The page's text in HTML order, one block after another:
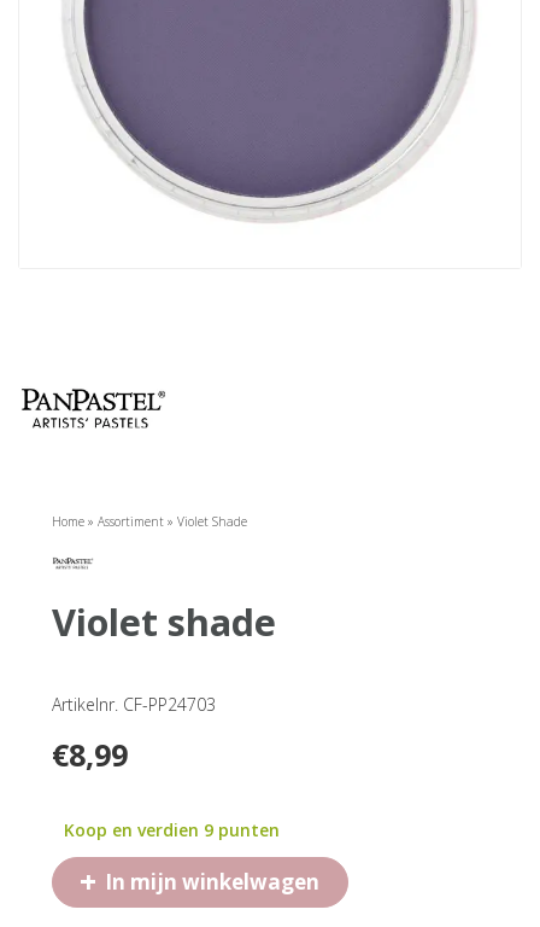
Home » Assortiment » Violet Shade
violet shade
Artikelnr. CF-PP24703
€8,99
Koop en verdien 9 punten
+ In mijn winkelwagen